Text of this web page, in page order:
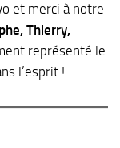
et merci à notre
Thierry,
représenté le
l’esprit !